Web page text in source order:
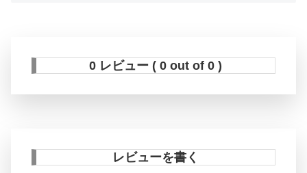
0 レビュー ( 0 out of 0 )
レビューを書く